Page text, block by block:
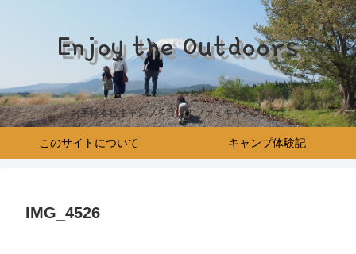
Enjoy the Outdoors
お手軽本格キャンプを目指すファミキャンブログ♪
このサイトについて キャンプ体験記
IMG_4526